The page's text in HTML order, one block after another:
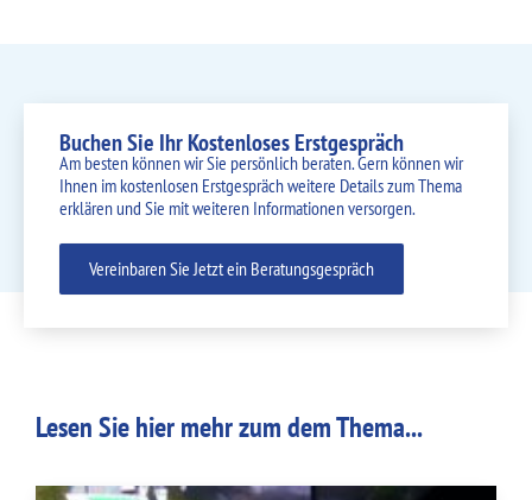
Buchen Sie Ihr Kostenloses Erstgespräch
Am besten können wir Sie persönlich beraten. Gern können wir
Ihnen im kostenlosen Erstgespräch weitere Details zum Thema
erklären und Sie mit weiteren Informationen versorgen.
Vereinbaren Sie Jetzt ein Beratungsgespräch
Lesen Sie hier mehr zum dem Thema...